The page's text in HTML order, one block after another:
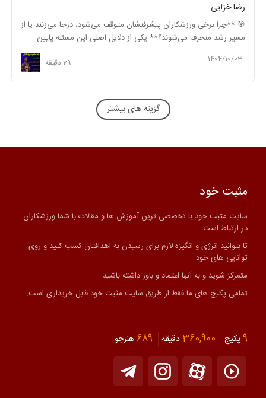
رضا خزایی
🎯 **چرا برخی ورزشکاران پیشرفتشان متوقف می‌شود، درجا می‌زنند یا از
مسیر رشد منحرف می‌شوند؟** یکی از دلایل اصلی این مسئله پایین
1404/10/03 29 دقیقه
گزینه های بیشتر
مثبت خود
سایت مثبت خود با تخصصی ترین آموزش ها و مقالات با شما ورزشکاران
در ارتباط است
تا بتوانید انرژی و انگیزه لازم برای رسیدن به اهدافتان کسب کنید و روی
توانایی های خود
متمرکز شوید و به آنها اعتماد و باور داشته باشید.
تمامی پکیج های ما فقط از طریق سایت مثبت خود قابل خریداری است.
9پکیج 360,900 دقیقه 689 هنرجو